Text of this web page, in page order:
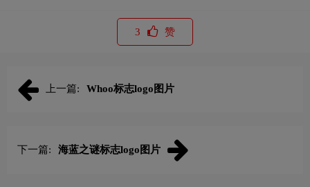
3 赞
上一篇: Whoo标志logo图片
下一篇: 海蓝之谜标志logo图片